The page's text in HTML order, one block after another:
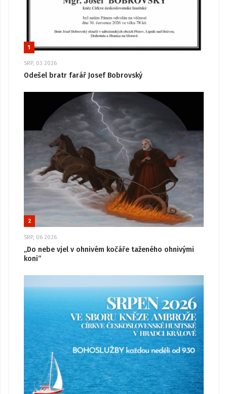
1
SRP, 03 2026
Odešel bratr farář Josef Bobrovský
2
SRP, 06 2026
„Do nebe vjel v ohnivém kočáře taženého ohnivými
koni“